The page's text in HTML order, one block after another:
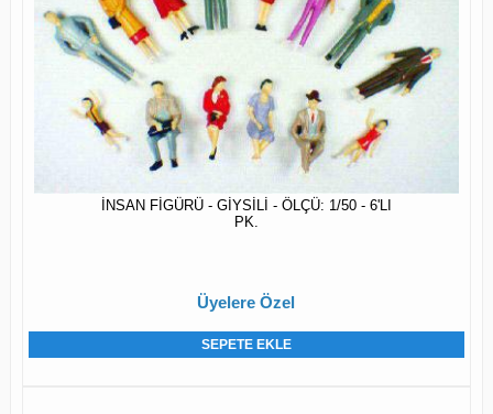
İNSAN FİGÜRÜ - GİYSİLİ - ÖLÇÜ: 1/50 - 6'LI
PK.
Üyelere Özel
SEPETE EKLE